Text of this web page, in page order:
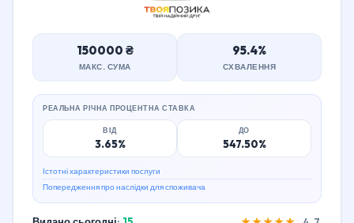
150000 ₴
МАКС. СУМА
95.4%
СХВАЛЕННЯ
РЕАЛЬНА РІЧНА ПРОЦЕНТНА СТАВКА
ВІД
3.65%
ДО
547.50%
Істотні характеристики послуги
Попередження про наслідки для споживача